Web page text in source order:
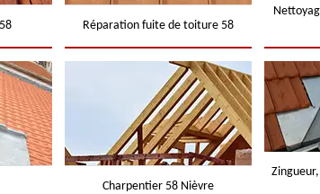
Réparation fuite de toiture 58
Charpentier 58 Nièvre